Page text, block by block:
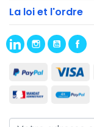
La loi et l'ordre